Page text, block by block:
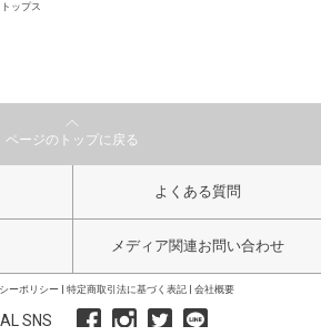
トップス
ページのトップに戻る
よくある質問
メディア関連お問い合わせ
ーポリシー 特定商取引法に基づく表記 会社概要
SNS